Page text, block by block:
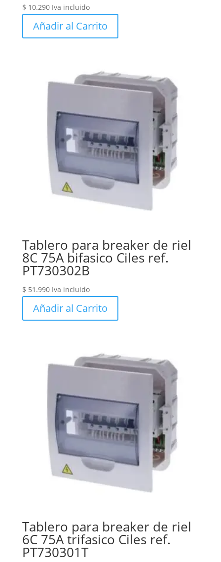
$ 10.290 Iva incluido
Añadir al Carrito
Tablero para breaker de riel
8C 75A bifasico Ciles ref.
PT730302B
$ 51.990 Iva incluido
Añadir al Carrito
Tablero para breaker de riel
6C 75A trifasico Ciles ref.
PT730301T